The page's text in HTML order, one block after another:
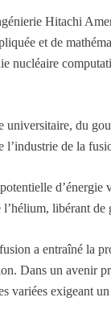
Hitachi
et de
nucléaire
universitaire, du
l’industrie de la
libérant
a entraîné la
Dans un avenir
variées exigeant